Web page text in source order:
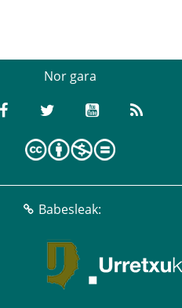
Nor gara
Babesleak: